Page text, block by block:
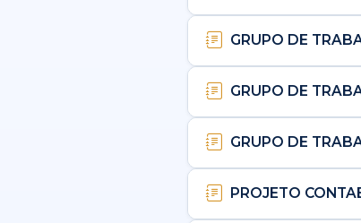
GRUPO DE
GRUPO DE
GRUPO DE
PROJETO